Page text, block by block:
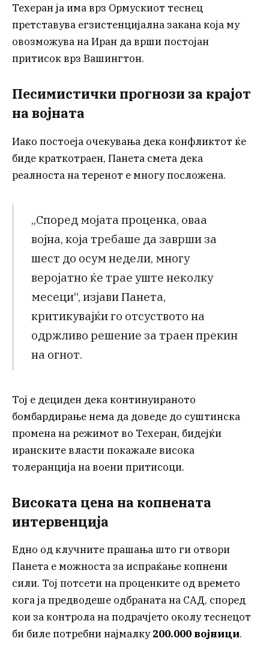
Техеран ја има врз Ормускиот теснец
претставува егзистенцијална закана која му
овозможува на Иран да врши постојан
притисок врз Вашингтон.
Песимистички прогнози за крајот
на војната
Иако постоеја очекувања дека конфликтот ќе
биде краткотраен, Панета смета дека
реалноста на теренот е многу посложена.
„Според мојата проценка, оваа
војна, која требаше да заврши за
шест до осум недели, многу
веројатно ќе трае уште неколку
месеци“, изјави Панета,
критикувајќи го отсуството на
одржливо решение за траен прекин
на огнот.
Тој е дециден дека континуираното
бомбардирање нема да доведе до суштинска
промена на режимот во Техеран, бидејќи
иранските власти покажале висока
толеранција на воени притисоци.
Високата цена на копнената
интервенција
Едно од клучните прашања што ги отвори
Панета е можноста за испраќање копнени
сили. Тој потсети на проценките од времето
кога ја предводеше одбраната на САД, според
кои за контрола на подрачјето околу теснецот
би биле потребни најмалку200.000 војници.